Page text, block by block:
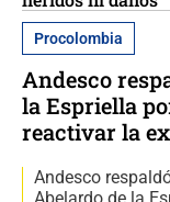
Procolombia
Andesco
la Espriella
reactivar la
Andesco